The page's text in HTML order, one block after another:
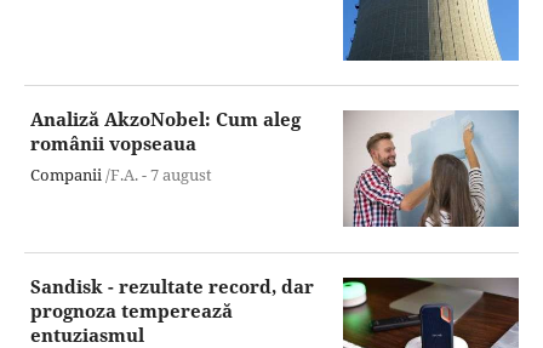
Analiză AkzoNobel: Cum aleg
românii vopseaua
Companii/F.A. -7 august
Sandisk - rezultate record, dar
prognoza temperează
entuziasmul